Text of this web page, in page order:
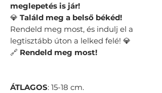
meglepetés is jár!
💎 Találd meg a belső békéd!
Rendeld meg most, és indulj el a
legtisztább úton a lelked felé! 💎
🔗 Rendeld meg most!
ÁTLAGOS: 15-18 cm.